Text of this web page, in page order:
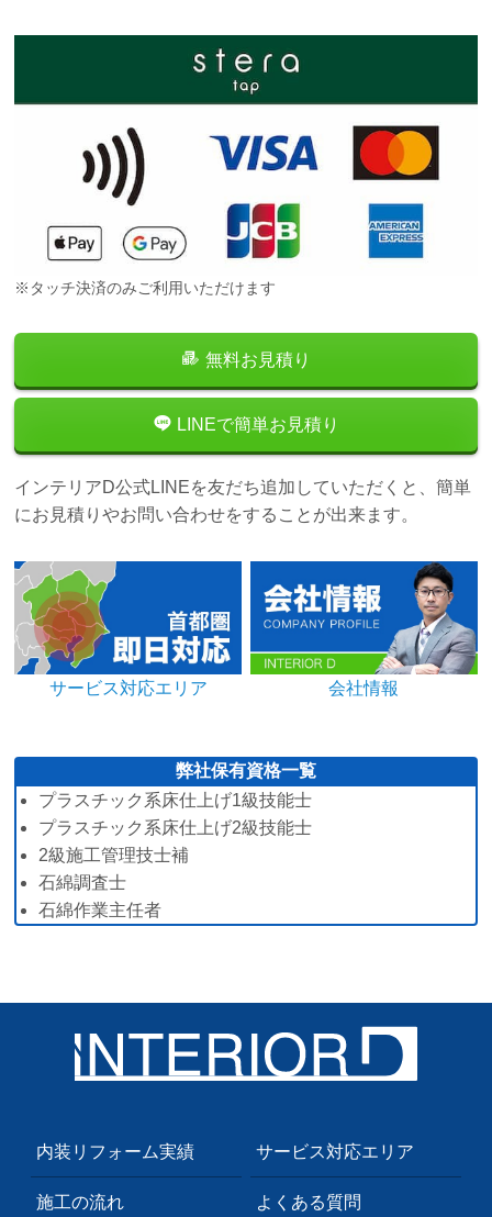
※タッチ決済のみご利用いただけます
無料お見積り
LINEで簡単お見積り
インテリアD公式LINEを友だち追加していただくと、簡単
にお見積りやお問い合わせをすることが出来ます。
サービス対応エリア 会社情報
弊社保有資格一覧
プラスチック系床仕上げ1級技能士
プラスチック系床仕上げ2級技能士
2級施工管理技士補
石綿調査士
石綿作業主任者
内装リフォーム実績 サービス対応エリア
施工の流れ よくある質問